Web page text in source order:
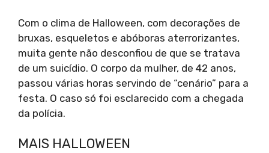
Com o clima de Halloween, com decorações de
bruxas, esqueletos e abóboras aterrorizantes,
muita gente não desconfiou de que se tratava
de um suicídio. O corpo da mulher, de 42 anos,
passou várias horas servindo de “cenário” para a
festa. O caso só foi esclarecido com a chegada
da polícia.
MAIS HALLOWEEN